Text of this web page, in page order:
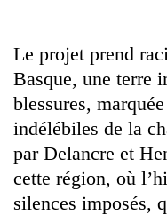
Le projet prend
Basque, une terre
blessures,
indélébiles de la
par Delancre et
cette région, où
silences imposés,